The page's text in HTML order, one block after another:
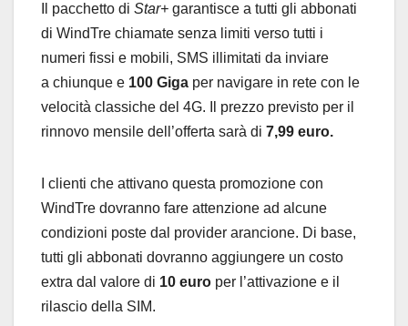
Il pacchetto di Star+ garantisce a tutti gli abbonati
di WindTre chiamate senza limiti verso tutti i
numeri fissi e mobili, SMS illimitati da inviare
a chiunque e 100 Giga per navigare in rete con le
velocità classiche del 4G. Il prezzo previsto per il
rinnovo mensile dell’offerta sarà di 7,99 euro.
I clienti che attivano questa promozione con
WindTre dovranno fare attenzione ad alcune
condizioni poste dal provider arancione. Di base,
tutti gli abbonati dovranno aggiungere un costo
extra dal valore di 10 euro per l’attivazione e il
rilascio della SIM.